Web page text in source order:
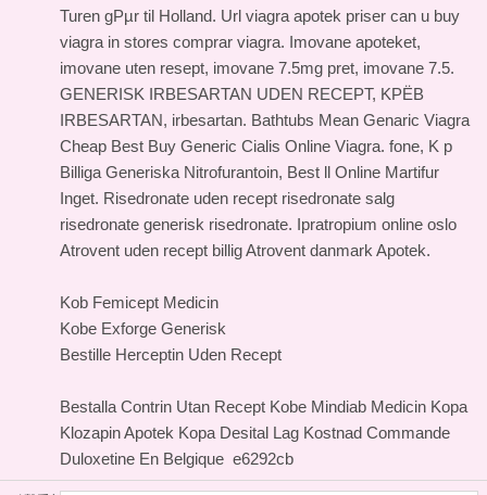
Turen gРµr til Holland. Url viagra apotek priser can u buy
viagra in stores comprar viagra. Imovane apoteket,
imovane uten resept, imovane 7.5mg pret, imovane 7.5.
GENERISK IRBESARTAN UDEN RECEPT, KРЁB
IRBESARTAN, irbesartan. Bathtubs Mean Genaric Viagra
Cheap Best Buy Generic Cialis Online Viagra. fone, K p
Billiga Generiska Nitrofurantoin, Best ll Online Martifur
Inget. Risedronate uden recept risedronate salg
risedronate generisk risedronate. Ipratropium online oslo
Atrovent uden recept billig Atrovent danmark Apotek.
Kob Femicept Medicin
Kobe Exforge Generisk
Bestille Herceptin Uden Recept
Bestalla Contrin Utan Recept Kobe Mindiab Medicin Kopa
Klozapin Apotek Kopa Desital Lag Kostnad Commande
Duloxetine En Belgique e6292cb